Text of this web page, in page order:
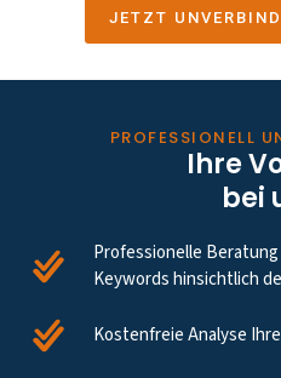
JETZT
PROFESSIONELL
Ihre
bei
Professionelle
Keywords hinsichtlich
Kostenfreie Analyse